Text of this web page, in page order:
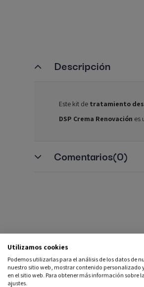
Descripción
Este kit de tratamiento
DSP Crema Renovación es
Comentarios(0)
Utilizamos cookies
Podemos utilizarlas para el análisis de los datos de
nuestro sitio web, mostrar contenido personalizado
en el sitio web. Para obtener más información sobre
ajustes.